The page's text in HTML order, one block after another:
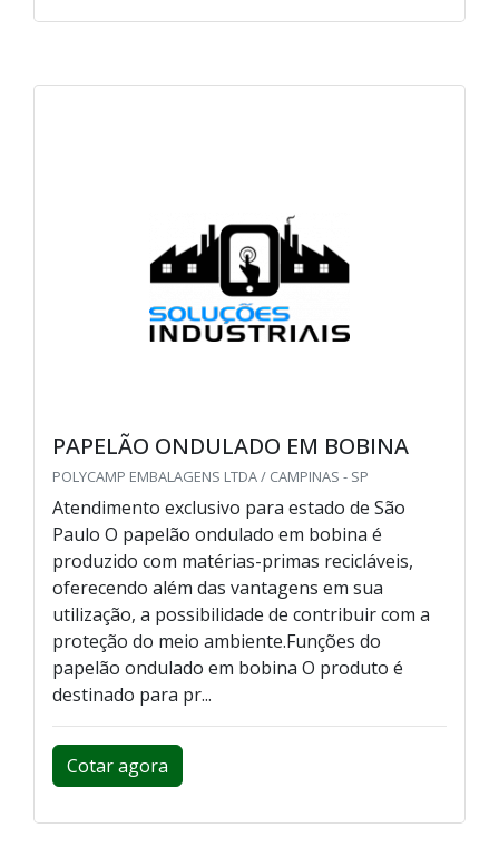
PAPELÃO ONDULADO EM BOBINA
POLYCAMP EMBALAGENS LTDA / CAMPINAS - SP
Atendimento exclusivo para estado de São
Paulo O papelão ondulado em bobina é
produzido com matérias-primas recicláveis,
oferecendo além das vantagens em sua
utilização, a possibilidade de contribuir com a
proteção do meio ambiente.Funções do
papelão ondulado em bobina O produto é
destinado para pr...
Cotar agora